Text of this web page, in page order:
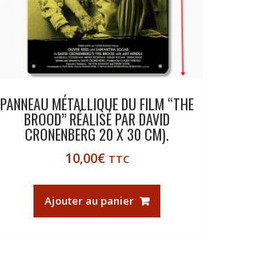
PANNEAU MÉTALLIQUE DU FILM “THE
BROOD” RÉALISÉ PAR DAVID
CRONENBERG 20 X 30 CM).
10,00€ TTC
Ajouter au panier